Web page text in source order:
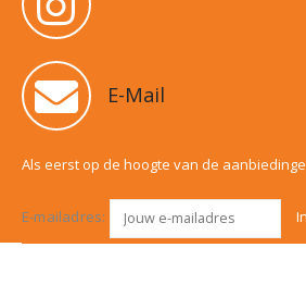
E-Mail
Als eerst op de hoogte van de
E-mailadres: